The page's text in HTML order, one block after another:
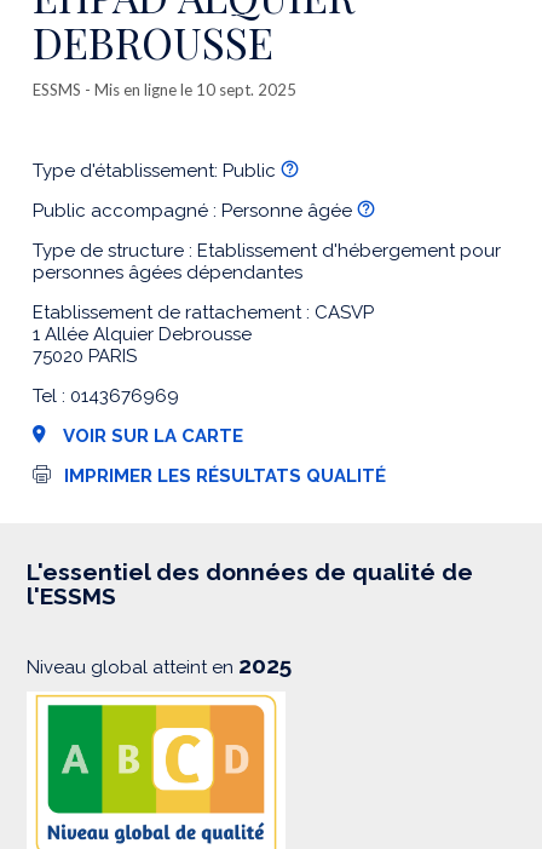
DEBROUSSE
ESSMS - Mis en ligne le 10 sept. 2025
Type d'établissement: Public
Public accompagné : Personne âgée
Type de structure : Etablissement d'hébergement pour
personnes âgées dépendantes
Etablissement de rattachement : CASVP
1 Allée Alquier Debrousse
75020 PARIS
Tel : 0143676969
VOIR SUR LA CARTE
I
s
i
IMPRIMER LES RÉSULTATS QUALITÉ
L'essentiel des données de qualité de
l'ESSMS
Niveau global atteint en 2025